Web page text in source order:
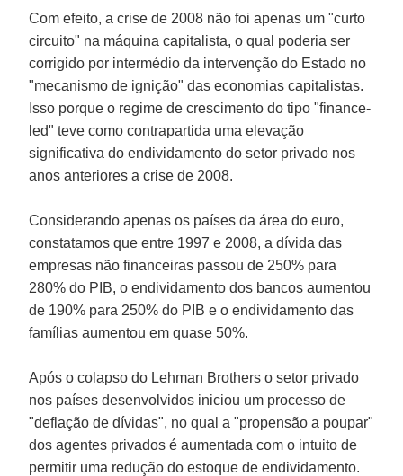
Com efeito, a crise de 2008 não foi apenas um "curto
circuito" na máquina capitalista, o qual poderia ser
corrigido por intermédio da intervenção do Estado no
"mecanismo de ignição" das economias capitalistas.
Isso porque o regime de crescimento do tipo "finance-
led" teve como contrapartida uma elevação
significativa do endividamento do setor privado nos
anos anteriores a crise de 2008.
Considerando apenas os países da área do euro,
constatamos que entre 1997 e 2008, a dívida das
empresas não financeiras passou de 250% para
280% do PIB, o endividamento dos bancos aumentou
de 190% para 250% do PIB e o endividamento das
famílias aumentou em quase 50%.
Após o colapso do Lehman Brothers o setor privado
nos países desenvolvidos iniciou um processo de
"deflação de dívidas", no qual a "propensão a poupar"
dos agentes privados é aumentada com o intuito de
permitir uma redução do estoque de endividamento.